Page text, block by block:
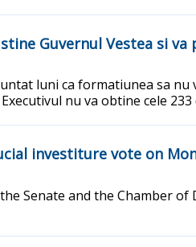
Guvernul Vestea si
luni ca formatiunea sa nu
nu va obtine cele
investiture vote on
Senate and the Chamber